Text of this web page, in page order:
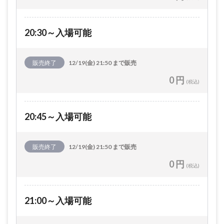
20:30～入場可能
販売終了 12/19(金) 21:50 まで販売
0 円 (税込)
20:45～入場可能
販売終了 12/19(金) 21:50 まで販売
0 円 (税込)
21:00～入場可能